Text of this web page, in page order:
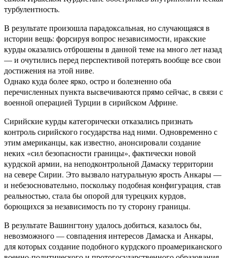
турбулентность.
В результате произошла парадоксальная, но случающаяся в
истории вещь: форсируя вопрос независимости, иракские
курды оказались отброшены в данной теме на много лет назад
— и очутились перед перспективой потерять вообще все свои
достижения на этой ниве.
Однако куда более ярко, остро и болезненно оба
перечисленных пункта высвечиваются прямо сейчас, в связи с
военной операцией Турции в сирийском Африне.
Сирийские курды категорически отказались признать
контроль сирийского государства над ними. Одновременно с
этим американцы, как известно, анонсировали создание
неких «сил безопасности границы», фактически новой
курдской армии, на неподконтрольной Дамаску территории
на севере Сирии. Это вызвало натуральную ярость Анкары —
и небезосновательно, поскольку подобная конфигурация, став
реальностью, стала бы опорой для турецких курдов,
борющихся за независимость по ту сторону границы.
В результате Вашингтону удалось добиться, казалось бы,
невозможного — совпадения интересов Дамаска и Анкары,
для которых создание подобного курдского проамериканского